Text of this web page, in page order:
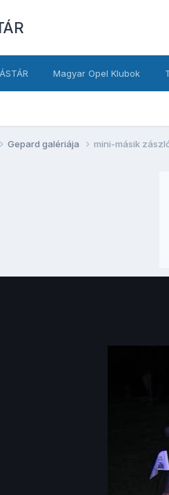
Magyar Opel Klubok
Gepard galériája mini-másik